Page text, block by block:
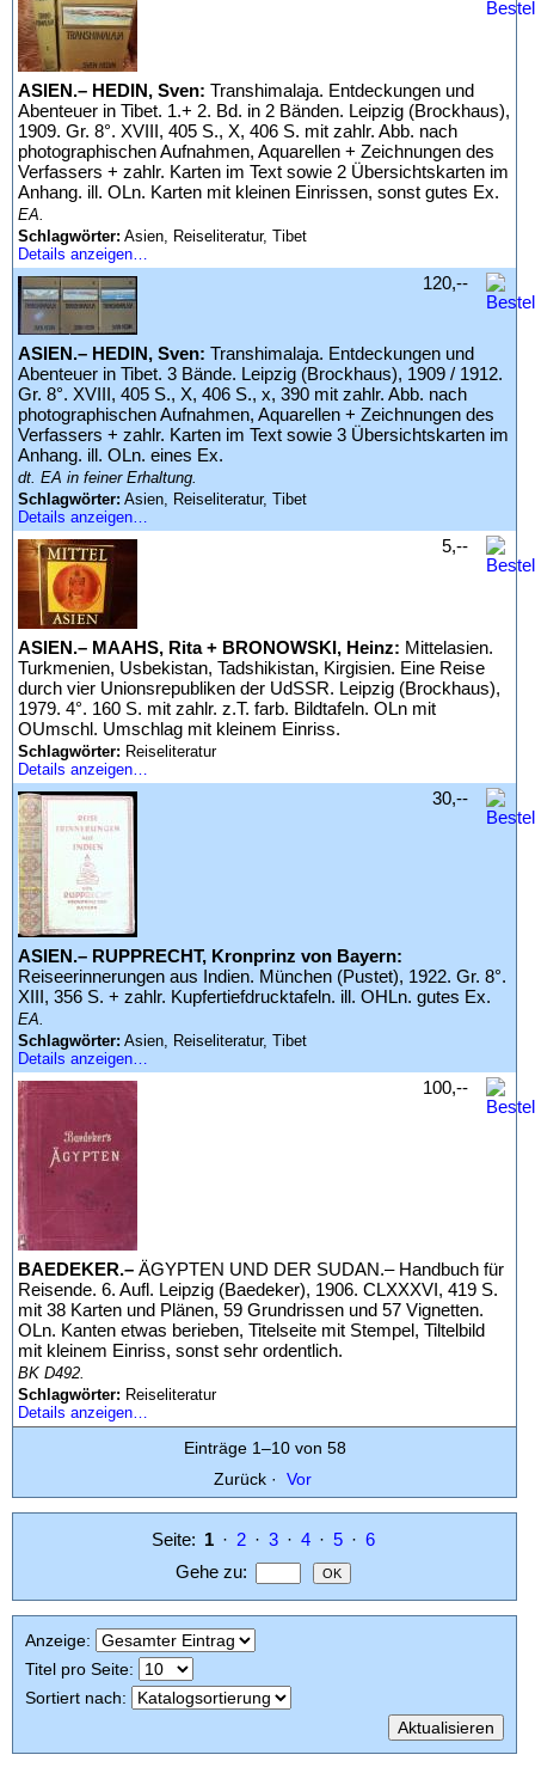
ASIEN.– HEDIN, Sven: Transhimalaja. Entdeckungen und
Abenteuer in Tibet. 1.+ 2. Bd. in 2 Bänden. Leipzig (Brockhaus),
1909. Gr. 8°. XVIII, 405 S., X, 406 S. mit zahlr. Abb. nach
photographischen Aufnahmen, Aquarellen + Zeichnungen des
Verfassers + zahlr. Karten im Text sowie 2 Übersichtskarten im
Anhang. ill. OLn. Karten mit kleinen Einrissen, sonst gutes Ex.
EA.
Schlagwörter: Asien, Reiseliteratur, Tibet
Details anzeigen…
ASIEN.– HEDIN, Sven: Transhimalaja. Entdeckungen und
Abenteuer in Tibet. 3 Bände. Leipzig (Brockhaus), 1909 / 1912.
Gr. 8°. XVIII, 405 S., X, 406 S., x, 390 mit zahlr. Abb. nach
photographischen Aufnahmen, Aquarellen + Zeichnungen des
Verfassers + zahlr. Karten im Text sowie 3 Übersichtskarten im
Anhang. ill. OLn. eines Ex.
dt. EA in feiner Erhaltung.
Schlagwörter: Asien, Reiseliteratur, Tibet
Details anzeigen…
120,--
ASIEN.– MAAHS, Rita + BRONOWSKI, Heinz: Mittelasien.
Turkmenien, Usbekistan, Tadshikistan, Kirgisien. Eine Reise
durch vier Unionsrepubliken der UdSSR. Leipzig (Brockhaus),
1979. 4°. 160 S. mit zahlr. z.T. farb. Bildtafeln. OLn mit
OUmschl. Umschlag mit kleinem Einriss.
Schlagwörter: Reiseliteratur
Details anzeigen…
5,--
ASIEN.– RUPPRECHT, Kronprinz von Bayern:
Reiseerinnerungen aus Indien. München (Pustet), 1922. Gr. 8°.
XIII, 356 S. + zahlr. Kupfertiefdrucktafeln. ill. OHLn. gutes Ex.
EA.
Schlagwörter: Asien, Reiseliteratur, Tibet
Details anzeigen…
30,--
BAEDEKER.– ÄGYPTEN UND DER SUDAN.– Handbuch für
Reisende. 6. Aufl. Leipzig (Baedeker), 1906. CLXXXVI, 419 S.
mit 38 Karten und Plänen, 59 Grundrissen und 57 Vignetten.
OLn. Kanten etwas berieben, Titelseite mit Stempel, Tiltelbild
mit kleinem Einriss, sonst sehr ordentlich.
BK D492.
Schlagwörter: Reiseliteratur
Details anzeigen…
100,--
Einträge 1–10 von 58
Zurück· Vor
Seite: 1 · 2 · 3 · 4 · 5 · 6
Gehe zu:
Anzeige:
Titel pro Seite:
Sortiert nach: